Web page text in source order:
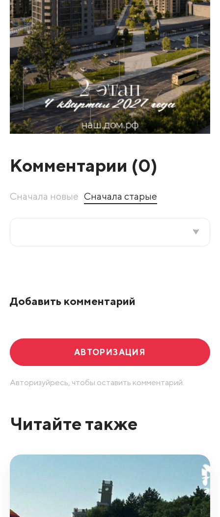
Комментарии (0)
Сначала новые Сначала старые
Добавить комментарий
АВТОРИЗАЦИЯ
Авторизуйресь, чтобы оставить комментарий.
Читайте также